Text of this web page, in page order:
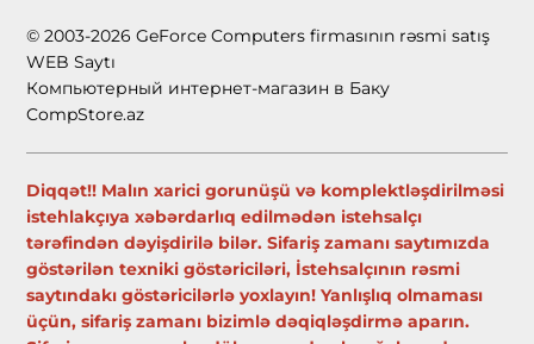
© 2003-2026 GeForce Computers firmasının rəsmi satış
WEB Saytı
Компьютерный интернет-магазин в Баку
CompStore.az
Diqqət!! Malın xarici gorunüşü və komplektləşdirilməsi
istehlakçıya xəbərdarlıq edilmədən istehsalçı
tərəfindən dəyişdirilə bilər. Sifariş zamanı saytımızda
göstərilən texniki göstəriciləri, İstehsalçının rəsmi
saytındakı göstəricilərlə yoxlayın! Yanlışlıq olmaması
üçün, sifariş zamanı bizimlə dəqiqləşdirmə aparın.